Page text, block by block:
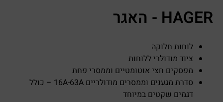
HAGER - האגר
לוחות חלוקה
ציוד מודולרי ללוחות
מפסקים חצי אוטומטיים וממסרי פחת
סדרת מגענים וממסרים מודולריים 16A-63A – כולל
דגמים שקטים במיוחד